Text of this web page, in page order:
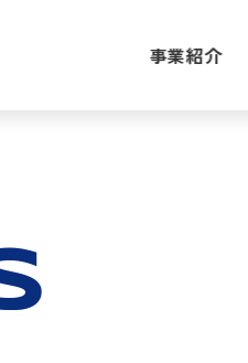
事業紹介